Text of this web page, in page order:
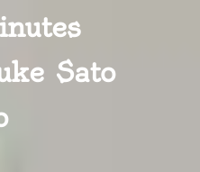
Sato